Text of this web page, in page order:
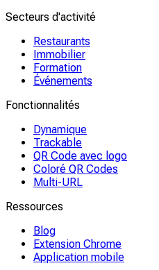
Secteurs d'activité
Restaurants
Immobilier
Formation
Événements
Fonctionnalités
Dynamique
Trackable
QR Code avec logo
Coloré QR Codes
Multi-URL
Ressources
Blog
Extension Chrome
Application mobile